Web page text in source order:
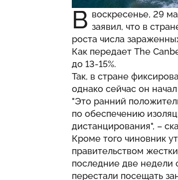
В воскресенье, 29
заявил, что в
роста числа
Как передает The
до 13-15%.
Так, в стране
однако сейчас он
"Это ранний
по обеспечению
дистанцирования", –
Кроме того чиновник
правительством
последние две недели
перестали посещать